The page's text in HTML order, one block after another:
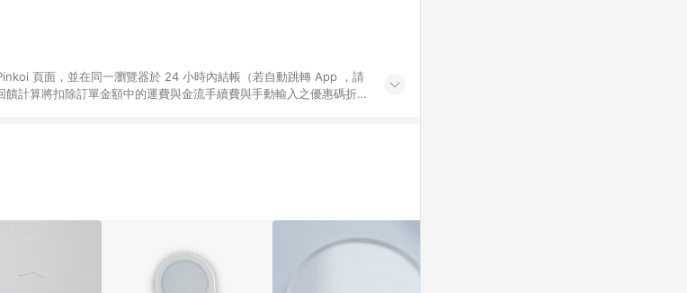
頁面，並在同一瀏覽器於 24 小時內結帳（若自動跳轉 App ，請
計算將扣除訂單金額中的運費與金流手續費與手動輸入之優惠碼折
v4.6.0 / iOS v4.1.5 以上才具贈點資格。 7. 點數將於出貨後 45 天
購物前往 Pinkoi 頁面後才首次下載 Pinkoi APP 並完成訂單，不